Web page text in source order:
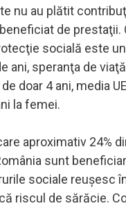
nu au plătit
de prestaţii.
socială este
ani, speranţa de
doar 4 ani, media
la femei.
aproximativ 24%
sunt
sociale reuşesc
riscul de sărăcie.